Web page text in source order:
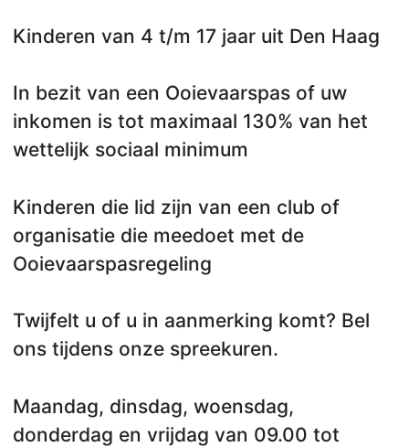
Kinderen van 4 t/m 17 jaar uit Den Haag
In bezit van een Ooievaarspas of uw
inkomen is tot maximaal 130% van het
wettelijk sociaal minimum
Kinderen die lid zijn van een club of
organisatie die meedoet met de
Ooievaarspasregeling
Twijfelt u of u in aanmerking komt? Bel
ons tijdens onze spreekuren.
Maandag, dinsdag, woensdag,
donderdag en vrijdag van 09.00 tot